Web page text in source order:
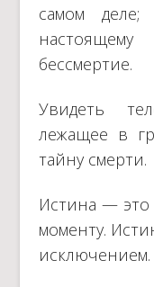
самом
бессмертие.
Увидеть
лежащее в
тайну смерти.
Истина — это
моменту.
исключением.